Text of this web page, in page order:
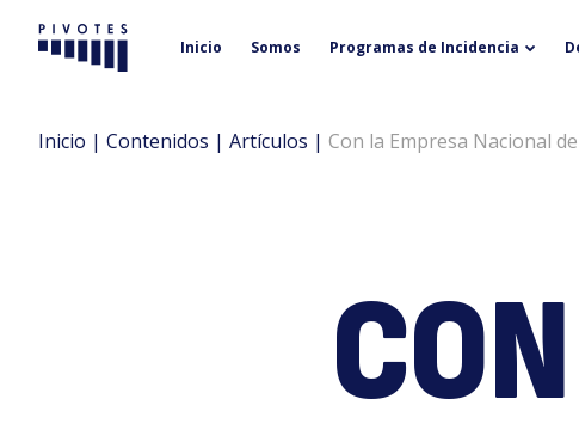
Pivotes Inicio Somos Programas de Incidencia
Inicio | Contenidos | Artículos | Con la Empresa Nacional